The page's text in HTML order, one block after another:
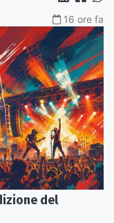
16 ore fa
del